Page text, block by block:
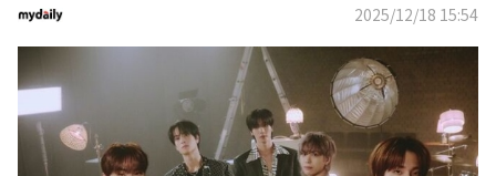
2025/12/18 15:54